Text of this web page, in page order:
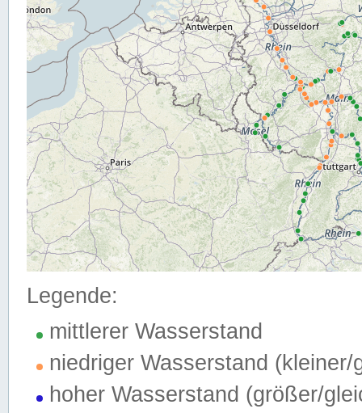
Legende:
mittlerer Wasserstand
niedriger Wasserstand (kleiner/
hoher Wasserstand (größer/